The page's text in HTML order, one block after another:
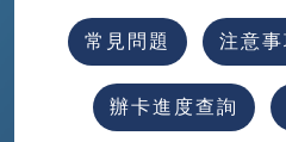
常見問題 注意事
辦卡進度查詢